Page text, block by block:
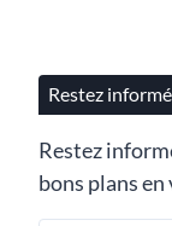
Restez informé
Restez
bons plans